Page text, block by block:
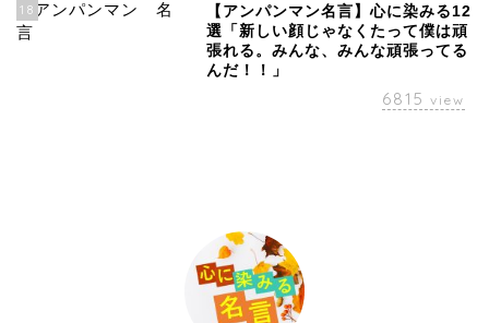
18
【アンパンマン名言】心に染みる12
選「新しい顔じゃなくたって僕は頑
張れる。みんな、みんな頑張ってる
んだ！！」
6815 view